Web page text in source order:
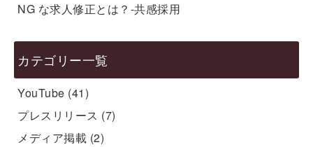
NG な求人修正とは？-共感採用
カテゴリー一覧
YouTube (41)
プレスリリース (7)
メディア掲載 (2)